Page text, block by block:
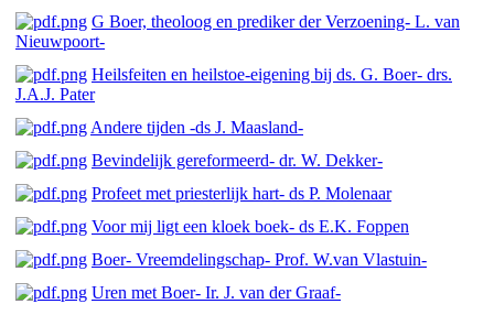
G Boer, theoloog en prediker der Verzoening- L. van
Nieuwpoort-
Heilsfeiten en heilstoe-eigening bij ds. G. Boer- drs.
J.A.J. Pater
Andere tijden -ds J. Maasland-
Bevindelijk gereformeerd- dr. W. Dekker-
Profeet met priesterlijk hart- ds P. Molenaar
Voor mij ligt een kloek boek- ds E.K. Foppen
Boer- Vreemdelingschap- Prof. W.van Vlastuin-
Uren met Boer- Ir. J. van der Graaf-